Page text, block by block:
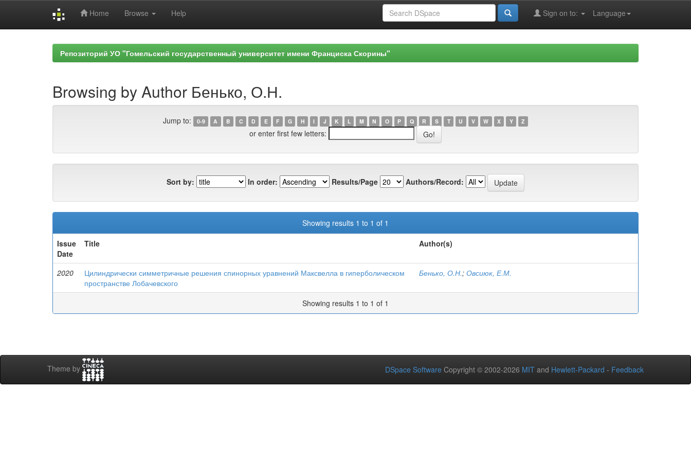
Home Browse Help Language
Sign on to:
Репозиторий УО "Гомельский государственный университет имени Франциска Скорины"
Browsing by Author Бенько, О.Н.
Jump to: 0-9 A B C D E F G H I J K L M N O P Q R S T U V W X Y Z
or enter first few letters:
Sort by: In order: Results/Page Authors/Record:
Showing results 1 to 1 of 1
Issue
Date
Title Author(s)
2020
Цилиндрически симметричные решения спинорных уравнений Максвелла в гиперболическом
пространстве Лобачевского
Бенько, О.Н.; Овсиюк, Е.М.
Showing results 1 to 1 of 1
Theme by DSpace Software Copyright © 2002-2026 MIT and Hewlett-Packard - Feedback